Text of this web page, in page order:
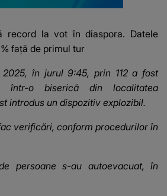
record la vot în diaspora. Datele
față de primul tur
în jurul 9:45, prin 112 a fost
într-o biserică din localitatea
introdus un dispozitiv explozibil.
verificări, conform procedurilor în
persoane s-au autoevacuat, în